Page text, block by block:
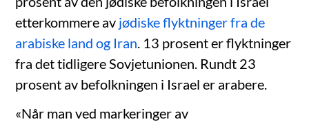
etterkommere av jødiske flyktninger fra de
arabiske land og Iran . 13 prosent er flyktninger
fra det tidligere Sovjetunionen. Rundt 23
prosent av befolkningen i Israel er arabere.
«Når man ved markeringer av